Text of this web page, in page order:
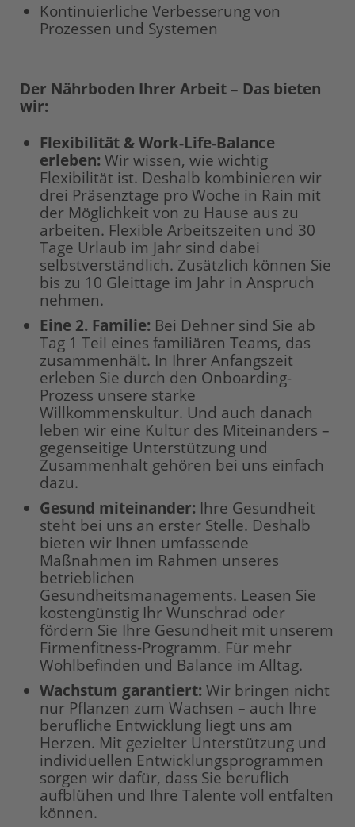
Kontinuierliche Verbesserung von
Prozessen und Systemen
Der Nährboden Ihrer Arbeit – Das bieten
wir:
Flexibilität & Work-Life-Balance
erleben: Wir wissen, wie wichtig
Flexibilität ist. Deshalb kombinieren wir
drei Präsenztage pro Woche in Rain mit
der Möglichkeit von zu Hause aus zu
arbeiten. Flexible Arbeitszeiten und 30
Tage Urlaub im Jahr sind dabei
selbstverständlich. Zusätzlich können Sie
bis zu 10 Gleittage im Jahr in Anspruch
nehmen.
Eine 2. Familie: Bei Dehner sind Sie ab
Tag 1 Teil eines familiären Teams, das
zusammenhält. In Ihrer Anfangszeit
erleben Sie durch den Onboarding-
Prozess unsere starke
Willkommenskultur. Und auch danach
leben wir eine Kultur des Miteinanders –
gegenseitige Unterstützung und
Zusammenhalt gehören bei uns einfach
dazu.
Gesund miteinander: Ihre Gesundheit
steht bei uns an erster Stelle. Deshalb
bieten wir Ihnen umfassende
Maßnahmen im Rahmen unseres
betrieblichen
Gesundheitsmanagements. Leasen Sie
kostengünstig Ihr Wunschrad oder
fördern Sie Ihre Gesundheit mit unserem
Firmenfitness-Programm. Für mehr
Wohlbefinden und Balance im Alltag.
Wachstum garantiert: Wir bringen nicht
nur Pflanzen zum Wachsen – auch Ihre
berufliche Entwicklung liegt uns am
Herzen. Mit gezielter Unterstützung und
individuellen Entwicklungsprogrammen
sorgen wir dafür, dass Sie beruflich
aufblühen und Ihre Talente voll entfalten
können.